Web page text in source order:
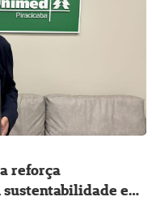
reforça
sustentabilidade e